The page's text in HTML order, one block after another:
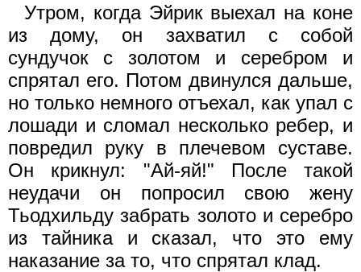
Утром, когда Эйрик выехал на коне
из дому, он захватил с собой
сундучок с золотом и серебром и
спрятал его. Потом двинулся дальше,
но только немного отъехал, как упал с
лошади и сломал несколько ребер, и
повредил руку в плечевом суставе.
Он крикнул: "Ай-яй!" После такой
неудачи он попросил свою жену
Тьодхильду забрать золото и серебро
из тайника и сказал, что это ему
наказание за то, что спрятал клад.